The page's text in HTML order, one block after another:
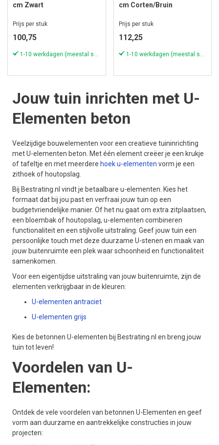
cm Zwart
Prijs per stuk
100,75
1-10 werkdagen (meestal sneller)
cm Corten/Bruin
Prijs per stuk
112,25
1-10 werkdagen (meestal sneller)
Jouw tuin inrichten met U-
Elementen beton
Veelzijdige bouwelementen voor een creatieve tuininrichting
met U-elementen beton. Met één element creëer je een krukje
of tafeltje en met meerdere hoek u-elementen vorm je een
zithoek of houtopslag.
Bij Bestrating.nl vindt je betaalbare u-elementen. Kies het
formaat dat bij jou past en verfraai jouw tuin op een
budgetvriendelijke manier. Of het nu gaat om extra zitplaatsen,
een bloembak of houtopslag, u-elementen combineren
functionaliteit en een stijlvolle uitstraling. Geef jouw tuin een
persoonlijke touch met deze duurzame U-stenen en maak van
jouw buitenruimte een plek waar schoonheid en functionaliteit
samenkomen.
Voor een eigentijdse uitstraling van jouw buitenruimte, zijn de
elementen verkrijgbaar in de kleuren:
U-elementen antraciet
U-elementen grijs
Kies de betonnen U-elementen bij Bestrating.nl en breng jouw
tuin tot leven!
Voordelen van U-
Elementen:
Ontdek de vele voordelen van betonnen U-Elementen en geef
vorm aan duurzame en aantrekkelijke constructies in jouw
projecten: